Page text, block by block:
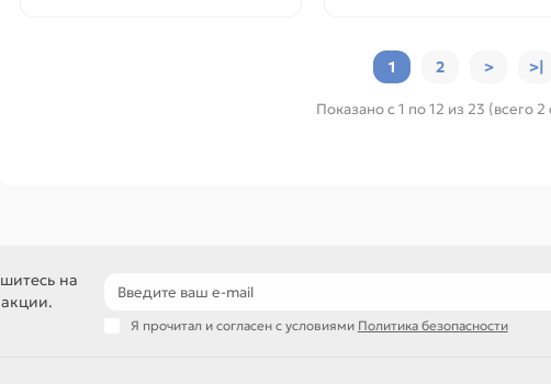
1 2 > >|
Показано с 1 по 12 из 23 (всего
на
Я прочитал и согласен с условиями Политика безопасности